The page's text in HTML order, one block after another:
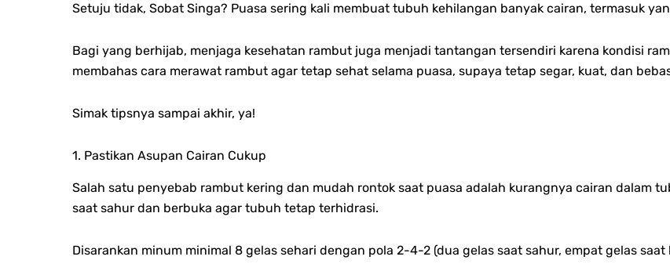
Setuju tidak, Sobat Singa? Puasa sering kali membuat tubuh kehilangan banyak cairan, termasuk
Bagi yang berhijab, menjaga kesehatan rambut juga menjadi tantangan tersendiri karena kondisi
membahas cara merawat rambut agar tetap sehat selama puasa, supaya tetap segar, kuat, dan
Simak tipsnya sampai akhir, ya!
1. Pastikan Asupan Cairan Cukup
Salah satu penyebab rambut kering dan mudah rontok saat puasa adalah kurangnya cairan dalam
saat sahur dan berbuka agar tubuh tetap terhidrasi.
Disarankan minum minimal 8 gelas sehari dengan pola 2-4-2 (dua gelas saat sahur, empat gelas